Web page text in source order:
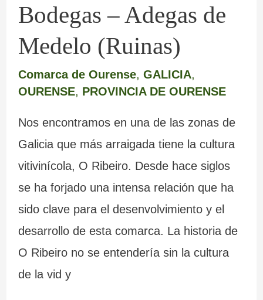
Bodegas – Adegas de
Medelo (Ruinas)
Comarca de Ourense, GALICIA,
OURENSE, PROVINCIA DE OURENSE
Nos encontramos en una de las zonas de
Galicia que más arraigada tiene la cultura
vitivinícola, O Ribeiro. Desde hace siglos
se ha forjado una intensa relación que ha
sido clave para el desenvolvimiento y el
desarrollo de esta comarca. La historia de
O Ribeiro no se entendería sin la cultura
de la vid y